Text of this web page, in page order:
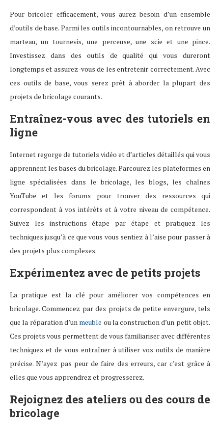
Pour bricoler efficacement, vous aurez besoin d’un ensemble
d’outils de base. Parmi les outils incontournables, on retrouve un
marteau, un tournevis, une perceuse, une scie et une pince.
Investissez dans des outils de qualité qui vous dureront
longtemps et assurez-vous de les entretenir correctement. Avec
ces outils de base, vous serez prêt à aborder la plupart des
projets de bricolage courants.
Entraînez-vous avec des tutoriels en
ligne
Internet regorge de tutoriels vidéo et d’articles détaillés qui vous
apprennent les bases du bricolage. Parcourez les plateformes en
ligne spécialisées dans le bricolage, les blogs, les chaînes
YouTube et les forums pour trouver des ressources qui
correspondent à vos intérêts et à votre niveau de compétence.
Suivez les instructions étape par étape et pratiquez les
techniques jusqu’à ce que vous vous sentiez à l’aise pour passer à
des projets plus complexes.
Expérimentez avec de petits projets
La pratique est la clé pour améliorer vos compétences en
bricolage. Commencez par des projets de petite envergure, tels
que la réparation d’un meuble ou la construction d’un petit objet.
Ces projets vous permettent de vous familiariser avec différentes
techniques et de vous entraîner à utiliser vos outils de manière
précise. N’ayez pas peur de faire des erreurs, car c’est grâce à
elles que vous apprendrez et progresserez.
Rejoignez des ateliers ou des cours de
bricolage